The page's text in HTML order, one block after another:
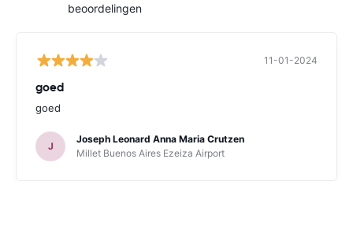
beoordelingen
11-01-2024
goed
goed
J
Joseph Leonard Anna Maria Crutzen
Millet Buenos Aires Ezeiza Airport